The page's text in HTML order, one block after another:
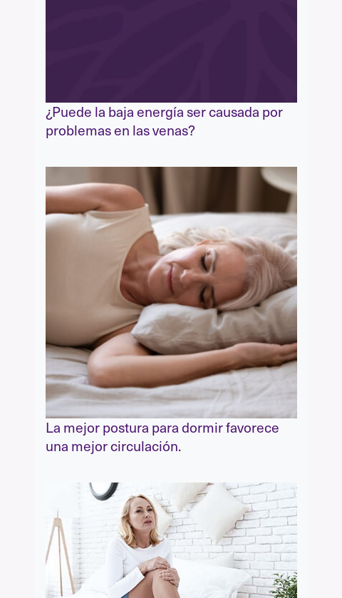
¿Puede la baja energía ser causada por
problemas en las venas?
La mejor postura para dormir favorece
una mejor circulación.